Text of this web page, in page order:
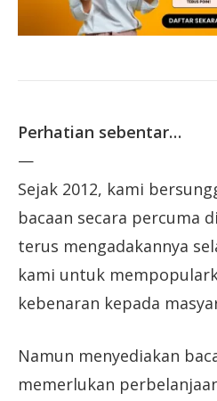
Perhatian sebentar…
—
Sejak 2012, kami
bacaan secara percuma
terus mengadakannya
kami untuk
kebenaran kepada
Namun menyediakan
memerlukan